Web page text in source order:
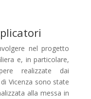
nel progetto
e, in particolare,
realizzate dai
Vicenza sono state
alla messa in